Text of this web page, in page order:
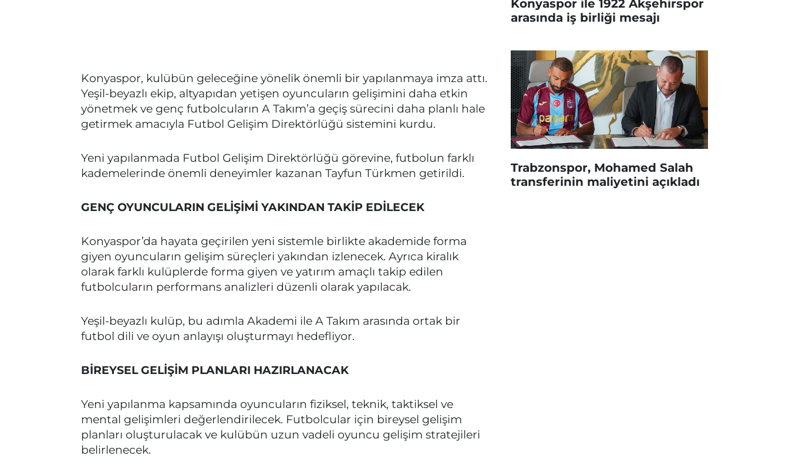
Konyaspor, kulübün geleceğine yönelik önemli bir yapılanmaya imza attı.
Yeşil-beyazlı ekip, altyapıdan yetişen oyuncuların gelişimini daha etkin
yönetmek ve genç futbolcuların A Takım’a geçiş sürecini daha planlı hale
getirmek amacıyla Futbol Gelişim Direktörlüğü sistemini kurdu.
Yeni yapılanmada Futbol Gelişim Direktörlüğü görevine, futbolun farklı
kademelerinde önemli deneyimler kazanan Tayfun Türkmen getirildi.
GENÇ OYUNCULARIN GELİŞİMİ YAKINDAN TAKİP EDİLECEK
Konyaspor’da hayata geçirilen yeni sistemle birlikte akademide forma
giyen oyuncuların gelişim süreçleri yakından izlenecek. Ayrıca kiralık
olarak farklı kulüplerde forma giyen ve yatırım amaçlı takip edilen
futbolcuların performans analizleri düzenli olarak yapılacak.
Yeşil-beyazlı kulüp, bu adımla Akademi ile A Takım arasında ortak bir
futbol dili ve oyun anlayışı oluşturmayı hedefliyor.
BİREYSEL GELİŞİM PLANLARI HAZIRLANACAK
Yeni yapılanma kapsamında oyuncuların fiziksel, teknik, taktiksel ve
mental gelişimleri değerlendirilecek. Futbolcular için bireysel gelişim
planları oluşturulacak ve kulübün uzun vadeli oyuncu gelişim stratejileri
belirlenecek.
Konyaspor ile 1922 Akşehirspor
arasında iş birliği mesajı
Trabzonspor, Mohamed Salah
transferinin maliyetini açıkladı